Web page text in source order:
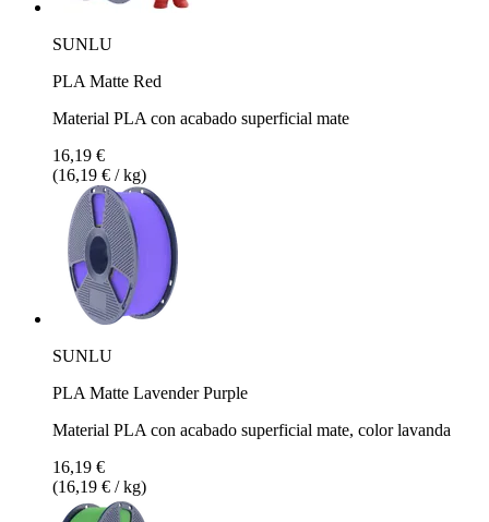
SUNLU
PLA Matte Red
Material PLA con acabado superficial mate
16,19 €
(16,19 € / kg)
SUNLU
PLA Matte Lavender Purple
Material PLA con acabado superficial mate, color lavanda
16,19 €
(16,19 € / kg)